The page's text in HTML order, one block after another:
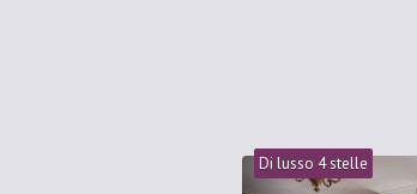
Di lusso 4 stelle